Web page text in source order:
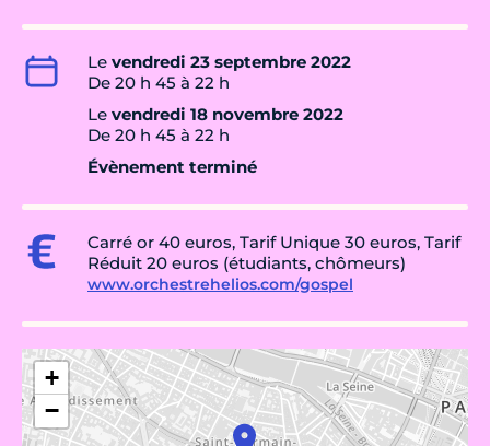
Le vendredi 23 septembre 2022
De 20 h 45 à 22 h
Le vendredi 18 novembre 2022
De 20 h 45 à 22 h
Évènement terminé
Carré or 40 euros, Tarif Unique 30 euros, Tarif
Réduit 20 euros (étudiants, chômeurs)
www.orchestrehelios.com/gospel
+
−